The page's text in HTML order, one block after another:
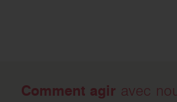
Comment agir avec